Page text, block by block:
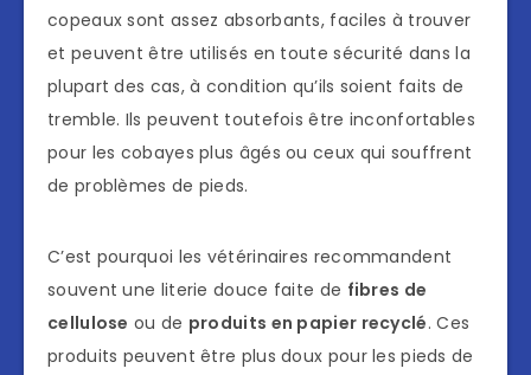
copeaux sont assez absorbants, faciles à trouver
et peuvent être utilisés en toute sécurité dans la
plupart des cas, à condition qu’ils soient faits de
tremble. Ils peuvent toutefois être inconfortables
pour les cobayes plus âgés ou ceux qui souffrent
de problèmes de pieds.
C’est pourquoi les vétérinaires recommandent
souvent une literie douce faite de fibres de
cellulose ou de produits en papier recyclé. Ces
produits peuvent être plus doux pour les pieds de